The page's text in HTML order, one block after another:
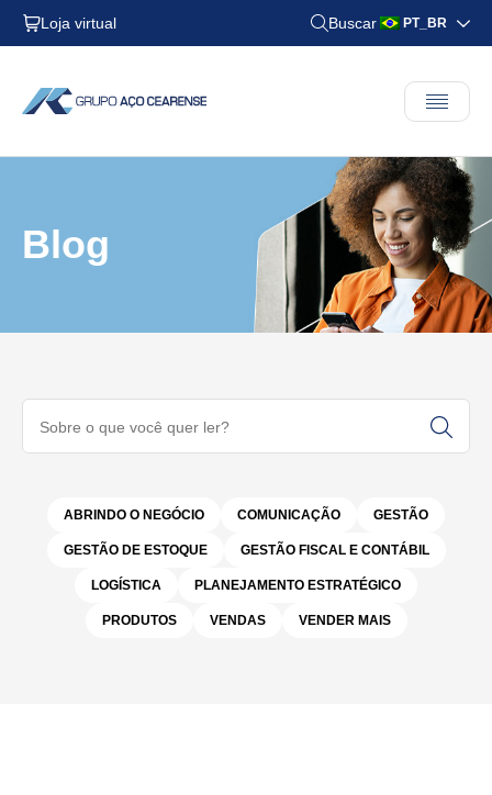
Loja virtual Buscar PT_BR
Blog
ABRINDO O NEGÓCIO COMUNICAÇÃO GESTÃO
GESTÃO DE ESTOQUE GESTÃO FISCAL E CONTÁBIL
LOGÍSTICA PLANEJAMENTO ESTRATÉGICO
PRODUTOS VENDAS VENDER MAIS